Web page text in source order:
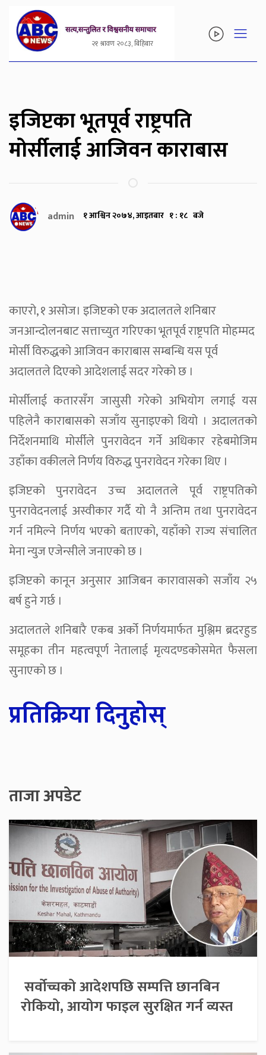
२१ श्रावण २०८३, बिहिबार
इजिप्टका भूतपूर्व राष्ट्रपति
मोर्सीलाई आजिवन काराबास
admin १ आश्विन २०७४, आइतबार १ : १८ बजे
काएरो, १ असोज। इजिप्टको एक अदालतले शनिबार
जनआन्दोलनबाट सत्ताच्युत गरिएका भूतपूर्व राष्ट्रपति मोहम्मद
मोर्सी विरुद्धको आजिवन काराबास सम्बन्धि यस पूर्व
अदालतले दिएको आदेशलाई सदर गरेको छ ।
मोर्सीलाई कतारसँग जासुसी गरेको अभियोग लगाई यस
पहिलेनै काराबासको सजाँय सुनाइएको थियो । अदालतको
निर्देशनमाथि मोर्सीले पुनरावेदन गर्ने अधिकार रहेबमोजिम
उहाँका वकीलले निर्णय विरुद्ध पुनरावेदन गरेका थिए ।
इजिप्टको पुनरावेदन उच्च अदालतले पूर्व राष्ट्रपतिको
पुनरावेदनलाई अस्वीकार गर्दै यो नै अन्तिम तथा पुनरावेदन
गर्न नमिल्ने निर्णय भएको बताएको, यहाँको राज्य संचालित
मेना न्युज एजेन्सीले जनाएको छ ।
इजिप्टको कानून अनुसार आजिबन कारावासको सजाँय २५
बर्ष हुने गर्छ ।
अदालतले शनिबारै एकब अर्को निर्णयमार्फत मुश्लिम ब्रदरहुड
समूहका तीन महत्वपूर्ण नेतालाई मृत्यदण्डकोसमेत फैसला
सुनाएको छ ।
प्रतिक्रिया दिनुहोस्
ताजा अपडेट
सर्वोच्चको आदेशपछि सम्पत्ति छानबिन
रोकियो, आयोग फाइल सुरक्षित गर्न व्यस्त